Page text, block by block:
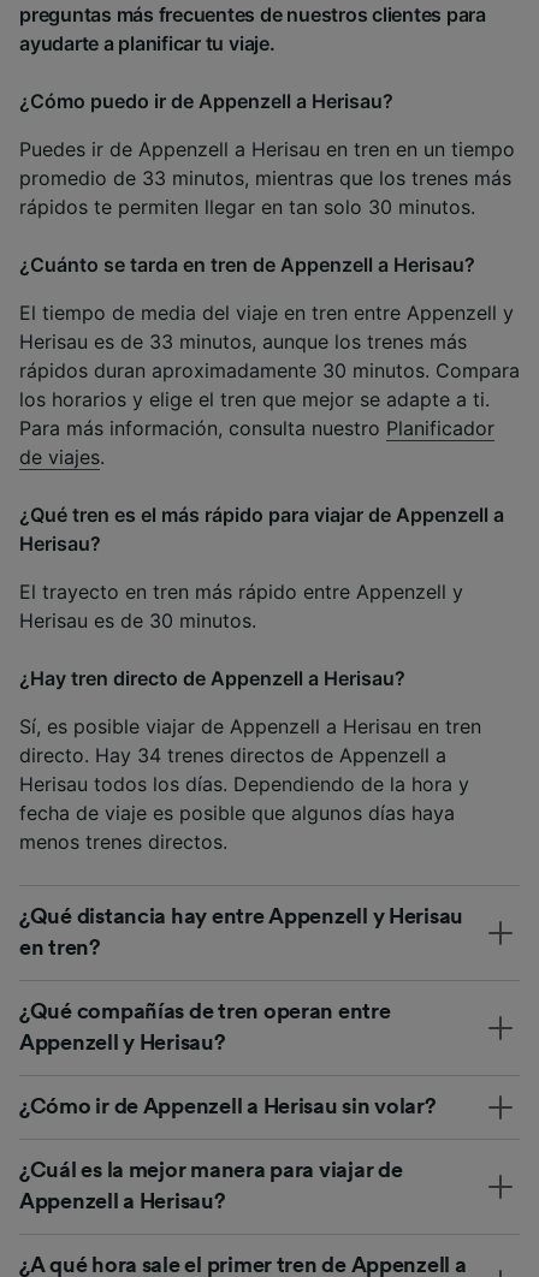
preguntas más frecuentes de nuestros clientes para
ayudarte a planificar tu viaje.
¿Cómo puedo ir de Appenzell a Herisau?
Puedes ir de Appenzell a Herisau en tren en un tiempo
promedio de 33 minutos, mientras que los trenes más
rápidos te permiten llegar en tan solo 30 minutos.
¿Cuánto se tarda en tren de Appenzell a Herisau?
El tiempo de media del viaje en tren entre Appenzell y
Herisau es de 33 minutos, aunque los trenes más
rápidos duran aproximadamente 30 minutos. Compara
los horarios y elige el tren que mejor se adapte a ti.
Para más información, consulta nuestro Planificador
de viajes.
¿Qué tren es el más rápido para viajar de Appenzell a
Herisau?
El trayecto en tren más rápido entre Appenzell y
Herisau es de 30 minutos.
¿Hay tren directo de Appenzell a Herisau?
Sí, es posible viajar de Appenzell a Herisau en tren
directo. Hay 34 trenes directos de Appenzell a
Herisau todos los días. Dependiendo de la hora y
fecha de viaje es posible que algunos días haya
menos trenes directos.
¿Qué distancia hay entre Appenzell y Herisau
en tren?
¿Qué compañías de tren operan entre
Appenzell y Herisau?
¿Cómo ir de Appenzell a Herisau sin volar?
¿Cuál es la mejor manera para viajar de
Appenzell a Herisau?
¿A qué hora sale el primer tren de Appenzell a